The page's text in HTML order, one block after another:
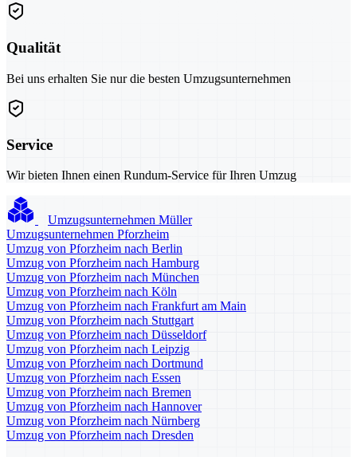
Qualität
Bei uns erhalten Sie nur die besten Umzugsunternehmen
Service
Wir bieten Ihnen einen Rundum-Service für Ihren Umzug
Umzugsunternehmen Müller
Umzugsunternehmen Pforzheim
Umzug von Pforzheim nach Berlin
Umzug von Pforzheim nach Hamburg
Umzug von Pforzheim nach München
Umzug von Pforzheim nach Köln
Umzug von Pforzheim nach Frankfurt am Main
Umzug von Pforzheim nach Stuttgart
Umzug von Pforzheim nach Düsseldorf
Umzug von Pforzheim nach Leipzig
Umzug von Pforzheim nach Dortmund
Umzug von Pforzheim nach Essen
Umzug von Pforzheim nach Bremen
Umzug von Pforzheim nach Hannover
Umzug von Pforzheim nach Nürnberg
Umzug von Pforzheim nach Dresden